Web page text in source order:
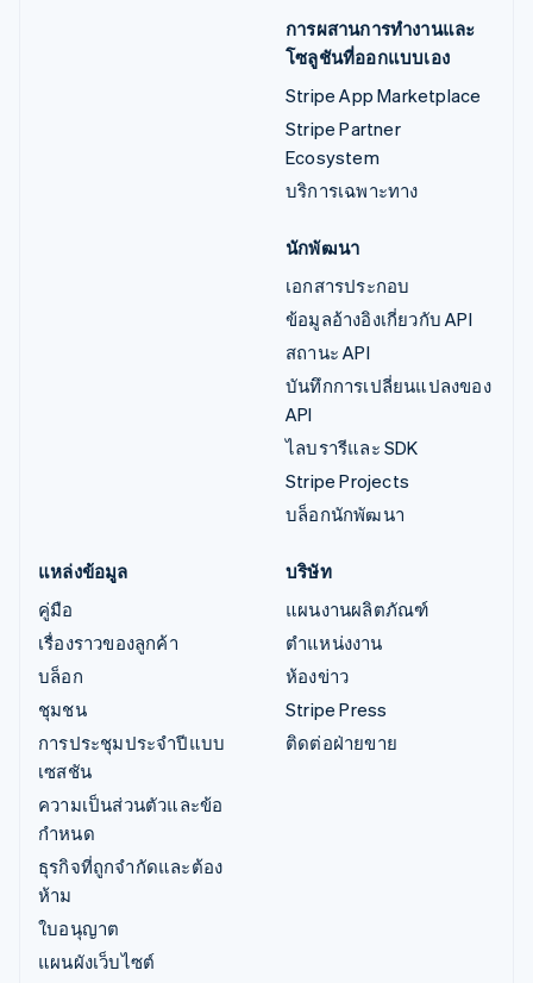
การผสานการทำงานและ
โซลูชันที่ออกแบบเอง
Stripe App Marketplace
Stripe Partner
Ecosystem
บริการเฉพาะทาง
นักพัฒนา
เอกสารประกอบ
ข้อมูลอ้างอิงเกี่ยวกับ API
สถานะ API
บันทึกการเปลี่ยนแปลงของ
API
ไลบรารีและ SDK
Stripe Projects
บล็อกนักพัฒนา
แหล่งข้อมูล
คู่มือ
เรื่องราวของลูกค้า
บล็อก
ชุมชน
การประชุมประจำปีแบบ
เซสชัน
ความเป็นส่วนตัวและข้อ
กำหนด
ธุรกิจที่ถูกจำกัดและต้อง
ห้าม
ใบอนุญาต
แผนผังเว็บไซต์
บริษัท
แผนงานผลิตภัณฑ์
ตำแหน่งงาน
ห้องข่าว
Stripe Press
ติดต่อฝ่ายขาย